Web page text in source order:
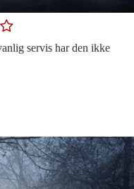
servis har den ikke